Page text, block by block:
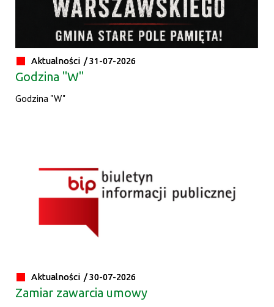
Aktualności /31-07-2026
Godzina "W"
Godzina "W"
Aktualności /30-07-2026
Zamiar zawarcia umowy